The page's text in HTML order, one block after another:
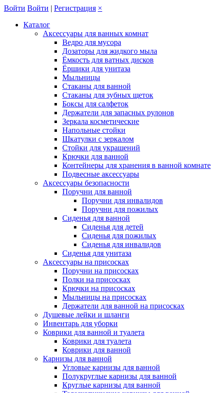
Войти Войти | Регистрация ×
Каталог
Аксессуары для ванных комнат
Ведро для мусора
Дозаторы для жидкого мыла
Ёмкость для ватных дисков
Ёршики для унитаза
Мыльницы
Стаканы для ванной
Стаканы для зубных щеток
Боксы для салфеток
Держатели для запасных рулонов
Зеркала косметические
Напольные стойки
Шкатулки с зеркалом
Стойки для украшений
Крючки для ванной
Контейнеры для хранения в ванной комнате
Подвесные аксессуары
Аксессуары безопасности
Поручни для ванной
Поручни для инвалидов
Поручни для пожилых
Сиденья для ванной
Сиденья для детей
Сиденья для пожилых
Сиденья для инвалидов
Сиденья для унитаза
Аксессуары на присосках
Поручни на присосках
Полки на присосках
Крючки на присосках
Мыльницы на присосках
Держатели для ванной на присосках
Душевые лейки и шланги
Инвентарь для уборки
Коврики для ванной и туалета
Коврики для туалета
Коврики для ванной
Карнизы для ванной
Угловые карнизы для ванной
Полукруглые карнизы для ванной
Круглые карнизы для ванной